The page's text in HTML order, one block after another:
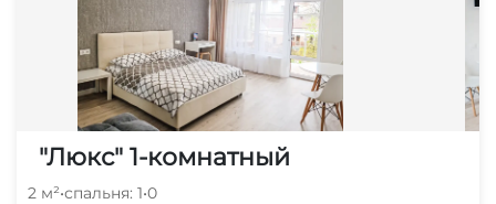
"Люкс" 1-комнатный
2 м²•спальня: 1•0